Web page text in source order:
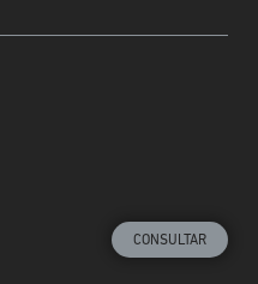
CONSULTAR